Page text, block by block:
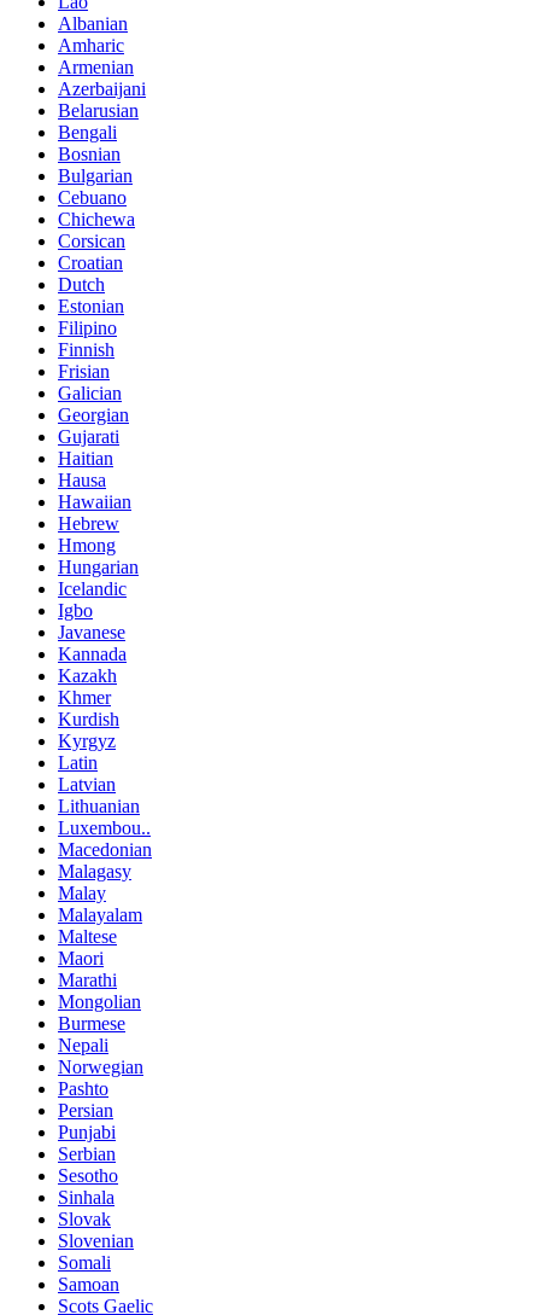
Albanian
Amharic
Armenian
Azerbaijani
Belarusian
Bengali
Bosnian
Bulgarian
Cebuano
Chichewa
Corsican
Croatian
Dutch
Estonian
Filipino
Finnish
Frisian
Galician
Georgian
Gujarati
Haitian
Hausa
Hawaiian
Hebrew
Hmong
Hungarian
Icelandic
Igbo
Javanese
Kannada
Kazakh
Khmer
Kurdish
Kyrgyz
Latin
Latvian
Lithuanian
Luxembou..
Macedonian
Malagasy
Malay
Malayalam
Maltese
Maori
Marathi
Mongolian
Burmese
Nepali
Norwegian
Pashto
Persian
Punjabi
Serbian
Sesotho
Sinhala
Slovak
Slovenian
Somali
Samoan
Scots Gaelic